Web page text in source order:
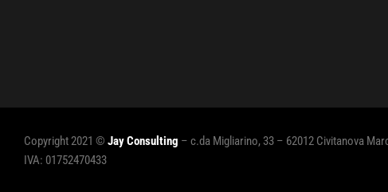
Copyright 2021 © Jay Consulting – c.da Migliarino, 33 – 62012 Civitanova
IVA: 01752470433